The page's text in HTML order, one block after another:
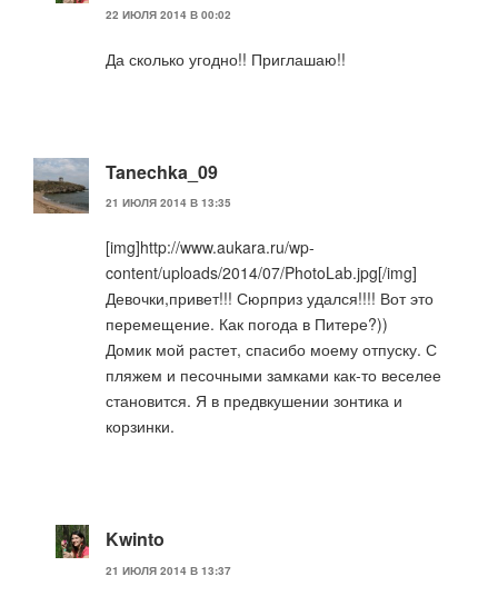
22 ИЮЛЯ 2014 В 00:02
Да сколько угодно!! Приглашаю!!
Tanechka_09
21 ИЮЛЯ 2014 В 13:35
[img]http://www.aukara.ru/wp-
content/uploads/2014/07/PhotoLab.jpg[/img]
Девочки,привет!!! Сюрприз удался!!!! Вот это
перемещение. Как погода в Питере?))
Домик мой растет, спасибо моему отпуску. С
пляжем и песочными замками как-то веселее
становится. Я в предвкушении зонтика и
корзинки.
Kwinto
21 ИЮЛЯ 2014 В 13:37